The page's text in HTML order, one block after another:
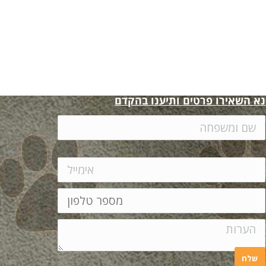
נא השאירו פרטים ותיענו בהקדם